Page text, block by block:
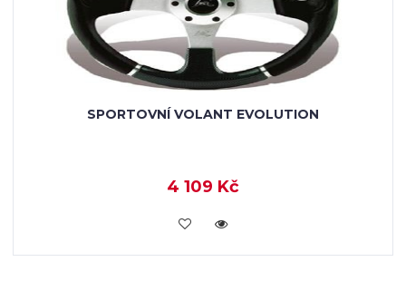
SPORTOVNÍ VOLANT EVOLUTION
4 109 Kč
KOUPIT